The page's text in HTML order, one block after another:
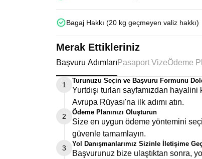
Bagaj Hakkı (20 kg geçmeyen valiz hakkı)
Merak Ettikleriniz
Başvuru Adımları Pasaport VizeÖdeme
1
Turunuzu Seçin ve Başvuru Formunu
Yurtdışı turları sayfamızdan
Avrupa Rüyası'na ilk adımı atın.
2
Ödeme Planınızı Oluşturun
Size en uygun ödeme yöntemini
güvenle tamamlayın.
3
Yol Danışmanlarımız Sizinle İletişime
Başvurunuz bize ulaştıktan sonra,